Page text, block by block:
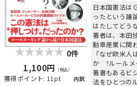
0件
1,100円 （税込）
獲得ポイント: 11pt 内訳
日本国憲法は
ったという議
はたしてどう
著者は、本田
動車産業に関
『なぜ欧米
か ?ルールメ
著書もあるビ
法をひとつの